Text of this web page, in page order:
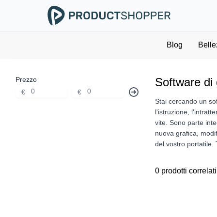
Blog
Prezzo
€
€
Software di
Stai cercando un
l'istruzione,
vite. Sono parte
nuova grafica,
del vostro portatile.
0 prodotti correlati